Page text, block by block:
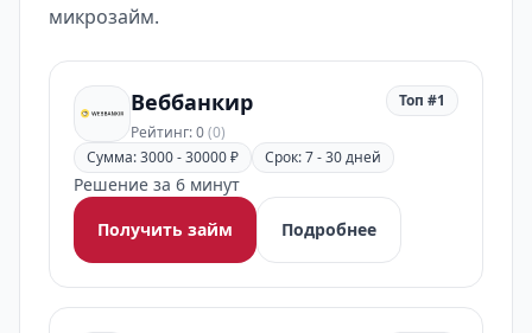
микрозайм.
Веббанкир
Рейтинг: 0(0)
Топ #1
Сумма: 3000 - 30000 ₽ Срок: 7 - 30 дней
Решение за 6 минут
Получить займ
Подробнее